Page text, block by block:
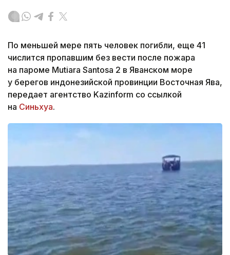
По меньшей мере пять человек погибли, еще 41
числится пропавшим без вести после пожара
на пароме Mutiara Santosa 2 в Яванском море
у берегов индонезийской провинции Восточная Ява,
передает агентство Kazinform со ссылкой
на Синьхуа.